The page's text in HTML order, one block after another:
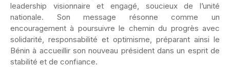
leadership visionnaire et engagé, soucieux de l’unité
nationale. Son message résonne comme un
encouragement à poursuivre le chemin du progrès avec
solidarité, responsabilité et optimisme, préparant ainsi le
Bénin à accueillir son nouveau président dans un esprit de
stabilité et de confiance.